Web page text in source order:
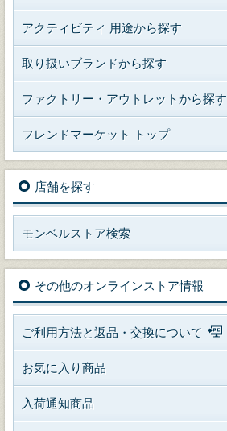
アクティビティ 用途から探す
取り扱いブランドから探す
ファクトリー・アウトレットから探す
フレンドマーケット トップ
店舗を探す
モンベルストア検索
その他のオンラインストア情報
ご利用方法と返品・交換について
お気に入り商品
入荷通知商品